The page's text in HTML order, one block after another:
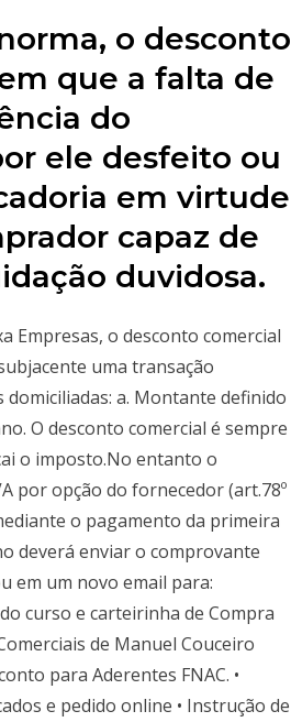
o desconto
que a falta de
do
ele desfeito ou
em virtude
capaz de
duvidosa.
Empresas, o desconto comercial
uma transação
a. Montante definido
O desconto comercial é sempre
o imposto.No entanto o
por opção do fornecedor (art.78º
o pagamento da primeira
deverá enviar o comprovante
em um novo email para:
curso e carteirinha de Compra
de Manuel Couceiro
para Aderentes FNAC. •
e pedido online • Instrução de